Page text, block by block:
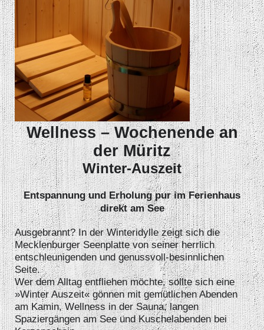
Wellness – Wochenende an
der Müritz
Winter-Auszeit
Entspannung und Erholung pur im Ferienhaus
direkt am See
Ausgebrannt? In der Winteridylle zeigt sich die
Mecklenburger Seenplatte von seiner herrlich
entschleunigenden und genussvoll-besinnlichen
Seite.
Wer dem Alltag entfliehen möchte, sollte sich eine
»Winter Auszeit« gönnen mit gemütlichen Abenden
am Kamin, Wellness in der Sauna, langen
Spaziergängen am See und Kuschelabenden bei